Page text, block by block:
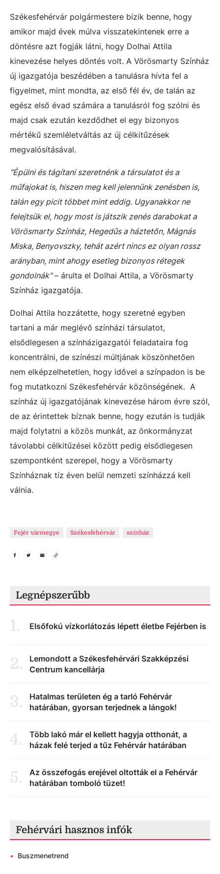
Székesfehérvár polgármestere bízik benne, hogy
amikor majd évek múlva visszatekintenek erre a
döntésre azt fogják látni, hogy Dolhai Attila
kinevezése helyes döntés volt. A Vörösmarty Színház
új igazgatója beszédében a tanulásra hívta fel a
figyelmet, mint mondta, az első fél év, de talán az
egész első évad számára a tanulásról fog szólni és
majd csak ezután kezdődhet el egy bizonyos
mértékű szemléletváltás az új célkitűzések
megvalósításával.
"Épülni és tágítani szeretnénk a társulatot és a
műfajokat is, hiszen meg kell jelennünk zenésben is,
talán egy picit többet mint eddig. Ugyanakkor ne
felejtsük el, hogy most is játszik zenés darabokat a
Vörösmarty Színház, Hegedűs a háztetőn, Mágnás
Miska, Benyovszky, tehát azért nincs ez olyan rossz
arányban, mint ahogy esetleg bizonyos rétegek
gondolnák"– árulta el Dolhai Attila, a Vörösmarty
Színház igazgatója.
Dolhai Attila hozzátette, hogy szeretné egyben
tartani a már meglévő színházi társulatot,
elsődlegesen a színházigazgatói feladataira fog
koncentrálni, de színészi múltjának köszönhetően
nem elképzelhetetlen, hogy idővel a színpadon is be
fog mutatkozni Székesfehérvár közönségének. A
színház új igazgatójának kinevezése három évre szól,
de az érintettek bíznak benne, hogy ezután is tudják
majd folytatni a közös munkát, az önkormányzat
távolabbi célkitűzései között pedig elsődlegesen
szempontként szerepel, hogy a Vörösmarty
Színháznak tíz éven belül nemzeti színházzá kell
válnia.
Fejér vármegye Székesfehérvár színház
Legnépszerűbb
1. Elsőfokú vízkorlátozás lépett életbe Fejérben is
2.
Lemondott a Székesfehérvári Szakképzési
Centrum kancellárja
3.
Hatalmas területen ég a tarló Fehérvár
határában, gyorsan terjednek a lángok!
4.
Több lakó már el kellett hagyja otthonát, a
házak felé terjed a tűz Fehérvár határában
5.
Az összefogás erejével oltották el a Fehérvár
határában tomboló tüzet!
Fehérvári hasznos infók
• Buszmenetrend